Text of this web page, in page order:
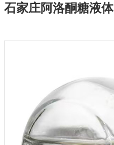
石家庄阿洛酮糖液体